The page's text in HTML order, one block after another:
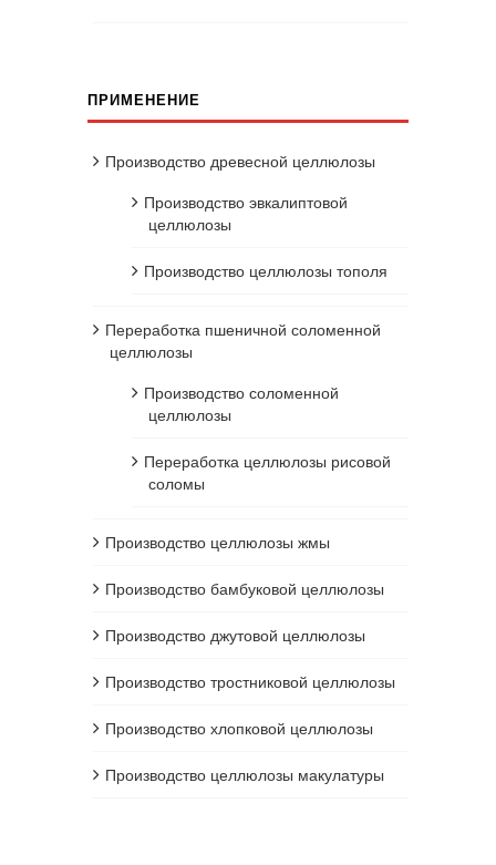
ПРИМЕНЕНИЕ
Производство древесной целлюлозы
Производство эвкалиптовой
целлюлозы
Производство целлюлозы тополя
Переработка пшеничной соломенной
целлюлозы
Производство соломенной
целлюлозы
Переработка целлюлозы рисовой
соломы
Производство целлюлозы жмы
Производство бамбуковой целлюлозы
Производство джутовой целлюлозы
Производство тростниковой целлюлозы
Производство хлопковой целлюлозы
Производство целлюлозы макулатуры